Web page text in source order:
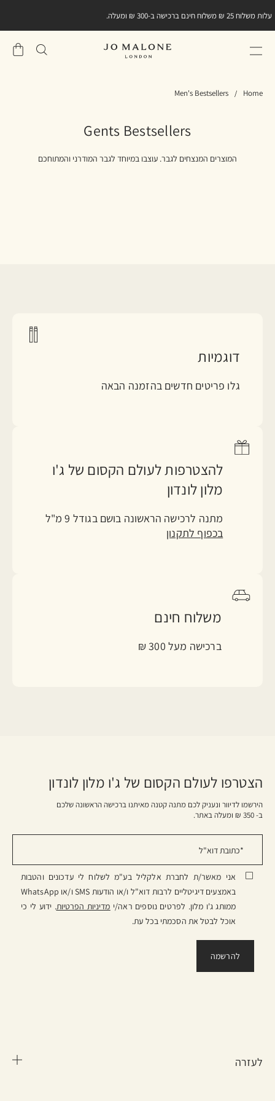
עלות משלוח 25 ₪ משלוח חינם ברכישה ב-300 ₪ ומעלה.
שֶׁלִי
Home
Men's Bestsellers
Gents Bestsellers
המוצרים המנצחים לגבר. עוצבו במיוחד לגבר המודרני והמתוחכם
דוגמיות
גלו פריטים חדשים בהזמנה הבאה
להצטרפות לעולם הקסום של ג'ו
מלון לונדון
מתנה לרכישה הראשונה בושם בגודל 9 מ"ל
בכפוף לתקנון
משלוח חינם
ברכישה מעל 300 ₪
הצטרפו לעולם הקסום של ג'ו מלון לונדון
הירשמו לדיוור ונעניק לכם מתנה קטנה מאיתנו ברכישה הראשונה שלכם
ב- 350 ₪ ומעלה באתר.
אני מאשר/ת לחברת אלקליל בע"מ לשלוח לי עדכונים והטבות
באמצעים דיגיטליים לרבות דוא"ל ו/או הודעות SMS ו/או WhatsApp
ממותג ג'ו מלון. לפרטים נוספים ראה/י מדיניות הפרטיות. ידוע לי כי
אוכל לבטל את הסכמתי בכל עת.
לעזרה